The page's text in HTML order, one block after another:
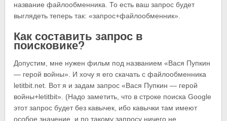
название файлообменника. То есть ваш запрос будет
выглядеть теперь так: «запрос+файлообменник».
Как составить запрос в
поисковике?
Допустим, мне нужен фильм под названием «Вася Пупкин
— герой войны». И хочу я его скачать с файлообменника
letitbit.net. Вот я и задам запрос «Вася Пупкин — герой
войны+letitbit». (Надо заметить, что в строке поиска Google
этот запрос будет без кавычек, ибо кавычки там имеют
особое значение, и по такому запросу ничего не